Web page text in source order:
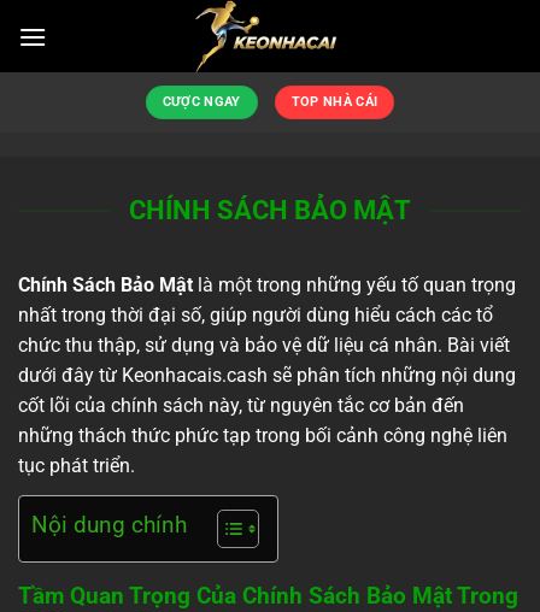
qua
nội
CƯỢC NGAY TOP NHÀ CÁI
CHÍNH SÁCH BẢO MẬT
Chính Sách Bảo Mật là một trong những yếu tố quan trọng
nhất trong thời đại số, giúp người dùng hiểu cách các tổ
chức thu thập, sử dụng và bảo vệ dữ liệu cá nhân. Bài viết
dưới đây từ Keonhacais.cash sẽ phân tích những nội dung
cốt lõi của chính sách này, từ nguyên tắc cơ bản đến
những thách thức phức tạp trong bối cảnh công nghệ liên
tục phát triển.
Nội dung chính
Tầm Quan Trọng Của Chính Sách Bảo Mật Trong